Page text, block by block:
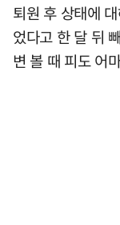
퇴원 후 상태에
었다고 한 달 뒤
변 볼 때 피도 어